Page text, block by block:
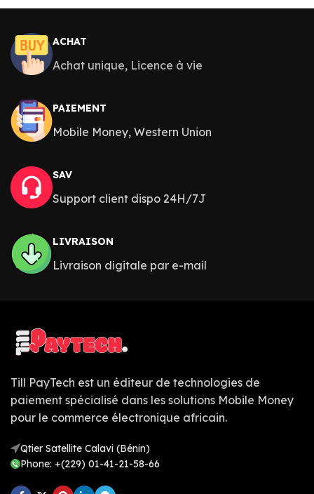
ACHAT
Achat unique, Licence à vie
PAIEMENT
Mobile Money, Western Union
SAV
Support client dispo 24H/7J
LIVRAISON
Livraison digitale par e-mail
Till PayTech est un éditeur de technologies de
paiement spécialisé dans les solutions Mobile Money
pour le commerce électronique africain.
Qtier Satellite Calavi (Bénin)
Phone: +(229) 01-41-21-58-66